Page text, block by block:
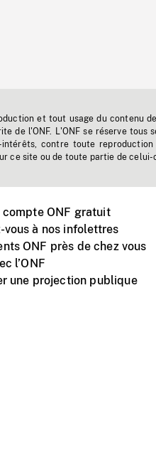
et tout usage du contenu
de l'ONF. L'ONF se réserve
intérêts, contre toute
ce site ou de toute partie de celui-
compte ONF gratuit
vous à nos infolettres
ONF près de chez vous
l’ONF
une projection publique